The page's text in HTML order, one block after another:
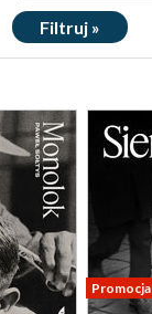
Filtruj »
Promocja